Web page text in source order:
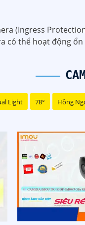
(Ingress
có thể hoạt động
Light 78° Hồng